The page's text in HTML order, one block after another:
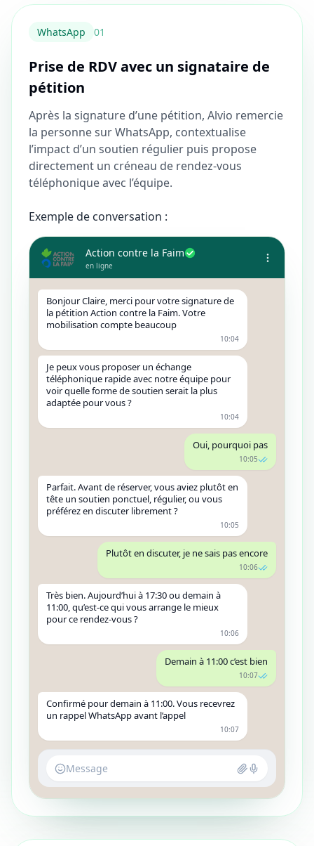
WhatsApp 01
Prise de RDV avec un signataire de
pétition
Après la signature d’une pétition, Alvio remercie
la personne sur WhatsApp, contextualise
l’impact d’un soutien régulier puis propose
directement un créneau de rendez-vous
téléphonique avec l’équipe.
Exemple de conversation :
Action contre la Faim
en ligne
Bonjour Claire, merci pour votre signature de
la pétition Action contre la Faim. Votre
mobilisation compte beaucoup
10:04
Je peux vous proposer un échange
téléphonique rapide avec notre équipe pour
voir quelle forme de soutien serait la plus
adaptée pour vous ?
10:04
Oui, pourquoi pas
10:05
Parfait. Avant de réserver, vous aviez plutôt en
tête un soutien ponctuel, régulier, ou vous
préférez en discuter librement ?
10:05
Plutôt en discuter, je ne sais pas encore
10:06
Très bien. Aujourd’hui à 17:30 ou demain à
11:00, qu’est-ce qui vous arrange le mieux
pour ce rendez-vous ?
10:06
Demain à 11:00 c’est bien
10:07
Confirmé pour demain à 11:00. Vous recevrez
un rappel WhatsApp avant l’appel
10:07
Message